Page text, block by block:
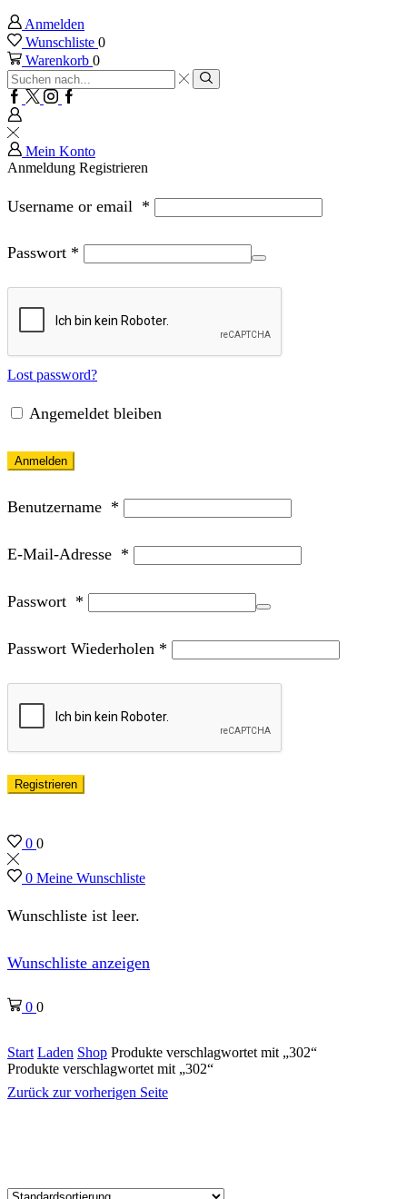
Anmelden
Wunschliste 0
Warenkorb 0
Sucheingabe
Suche
Facebook
TwitterInstagram
Google
Mein Konto
Anmeldung Registrieren
Username or email *
Passwort *
Lost password?
Angemeldet bleiben
Anmelden
Benutzername *
E-Mail-Adresse *
Passwort *
Passwort Wiederholen *
Registrieren
0 0
0 Meine Wunschliste
Wunschliste ist leer.
Wunschliste anzeigen
0 0
Start Laden Shop Produkte verschlagwortet mit „302“
Produkte verschlagwortet mit „302“
Zurück zur vorherigen Seite